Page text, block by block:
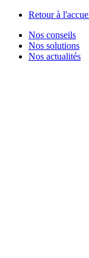
Retour à
Nos conseils
Nos solutions
Nos actualités